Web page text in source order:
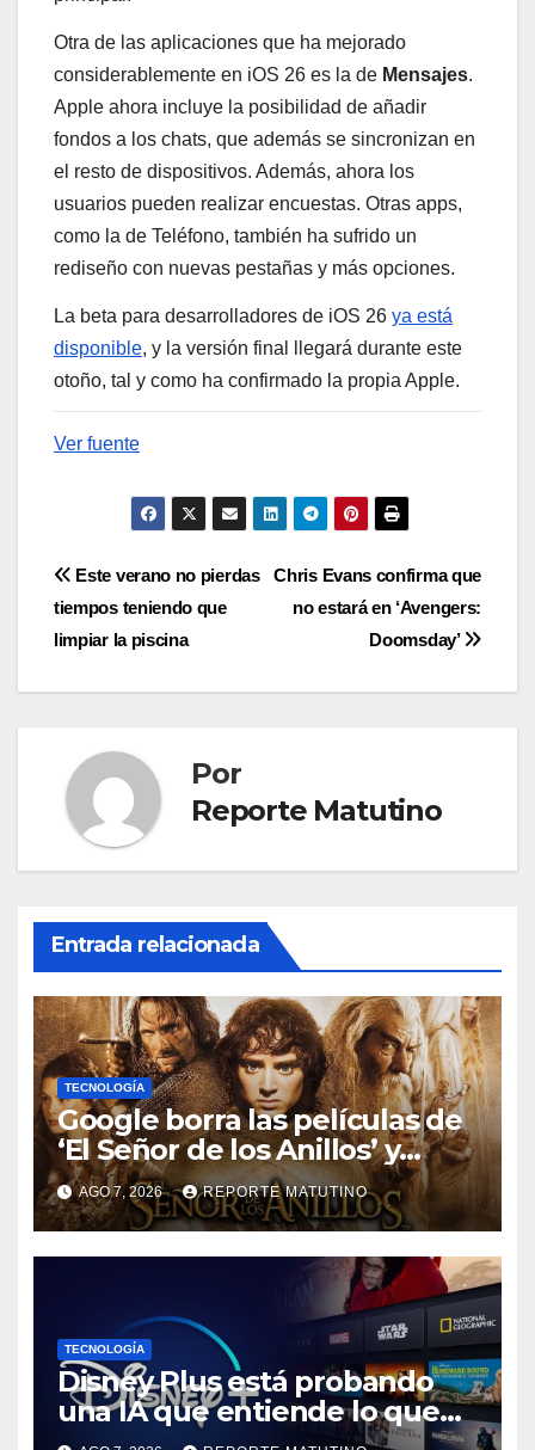
Otra de las aplicaciones que ha mejorado
considerablemente en iOS 26 es la de Mensajes.
Apple ahora incluye la posibilidad de añadir
fondos a los chats, que además se sincronizan en
el resto de dispositivos. Además, ahora los
usuarios pueden realizar encuestas. Otras apps,
como la de Teléfono, también ha sufrido un
rediseño con nuevas pestañas y más opciones.
La beta para desarrolladores de iOS 26 ya está
disponible, y la versión final llegará durante este
otoño, tal y como ha confirmado la propia Apple.
Ver fuente
Navegación
de
entradas
Chris Evans confirma que
no estará en ‘Avengers:
Doomsday’
Este verano no pierdas
tiempos teniendo que
limpiar la piscina
Por
Reporte Matutino
Entrada relacionada
TECNOLOGÍA
Google borra las películas de
‘El Señor de los Anillos’ y
reabre el debate sobre la
propiedad digital
AGO 7, 2026 REPORTE MATUTINO
TECNOLOGÍA
Disney Plus está probando
una IA que entiende lo que
quieres ver